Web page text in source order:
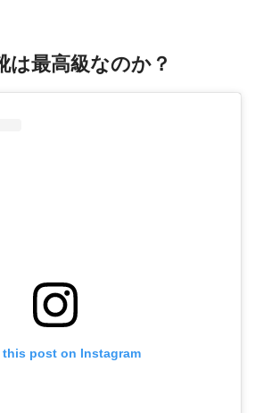
は最高級なのか？
this post on Instagram